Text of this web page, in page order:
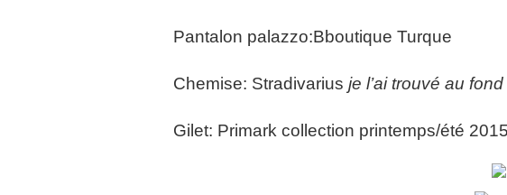
Pantalon palazzo:Bboutique Turque
Chemise: Stradivarius je l’ai trouvé au
Gilet: Primark collection printemps/été 2015